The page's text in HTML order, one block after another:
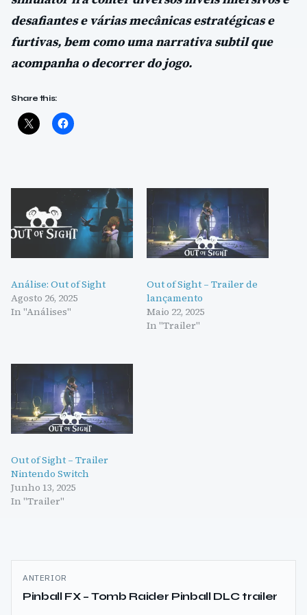
desafiantes e várias mecânicas estratégicas e
furtivas, bem como uma narrativa subtil que
acompanha o decorrer do jogo.
Share this:
Análise: Out of Sight
Agosto 26, 2025
In "Análises"
Out of Sight – Trailer de
lançamento
Maio 22, 2025
In "Trailer"
Out of Sight – Trailer
Nintendo Switch
Junho 13, 2025
In "Trailer"
Navegação
de
ANTERIOR
Pinball FX – Tomb Raider Pinball DLC trailer